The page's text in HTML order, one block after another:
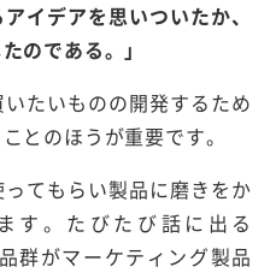
イデアを思いついたか、
のである。」
たいものの開発するため
とのほうが重要です。
てもらい製品に磨きをか
す。たびたび話に出る
群がマーケティング製品